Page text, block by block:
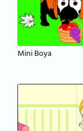
Mini Boya